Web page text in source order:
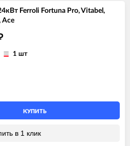
Ferroli Fortuna Pro, Vitabel,
Ace
1 шт
КУПИТЬ
в 1 клик